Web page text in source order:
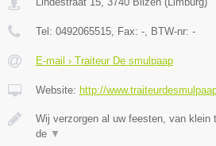
Tel: 0492065515 , Fax: - , BTW-nr: -
E-mail › Traiteur De smulpaap
Website: http://
Wij verzorgen al uw feesten, van klein
de ▼